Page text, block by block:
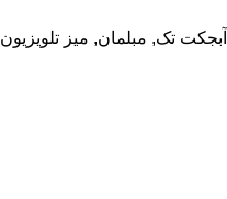
آبجکت تک, مبلمان, میز تلویزیون